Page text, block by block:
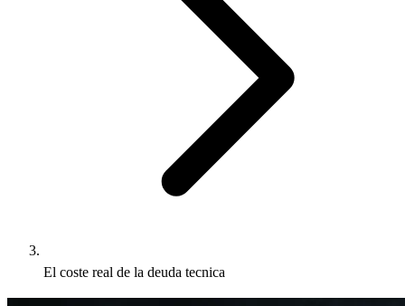
El coste real de la deuda tecnica